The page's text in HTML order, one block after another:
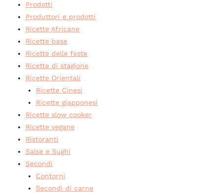
Prodotti
Produttori e prodotti
Ricette Africane
Ricette base
Ricette delle feste
Ricette di stagione
Ricette Orientali
Ricette Cinesi
Ricette giapponesi
Ricette slow cooker
Ricette vegane
Ristoranti
Salse e Sughi
Secondi
Contorni
Secondi di carne